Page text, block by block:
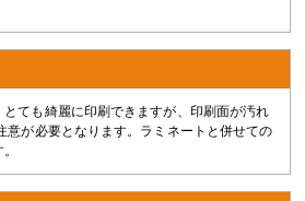
ても綺麗に印刷できますが、印刷面が汚れ
意が必要となります。ラミネートと併せての